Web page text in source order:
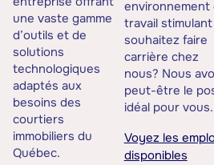
une vaste gamme
d’outils et de
solutions
technologiques
adaptés aux
besoins des
courtiers
immobiliers du
Québec.
environnement
travail
souhaitez faire
carrière chez
nous? Nous
peut-être le
idéal pour vous.
Voyez les
disponibles